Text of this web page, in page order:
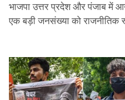
भाजपा उत्तर प्रदेश और पंजाब में
एक बड़ी जनसंख्या को राजनीतिक